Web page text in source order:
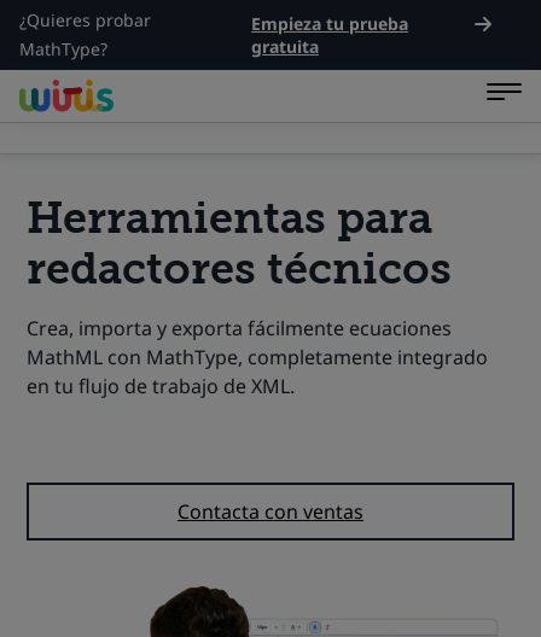
¿Quieres probar
MathType?
Empieza tu prueba
gratuita
Herramientas para
redactores técnicos
Crea, importa y exporta fácilmente ecuaciones
MathML con MathType, completamente integrado
en tu flujo de trabajo de XML.
Contacta con ventas